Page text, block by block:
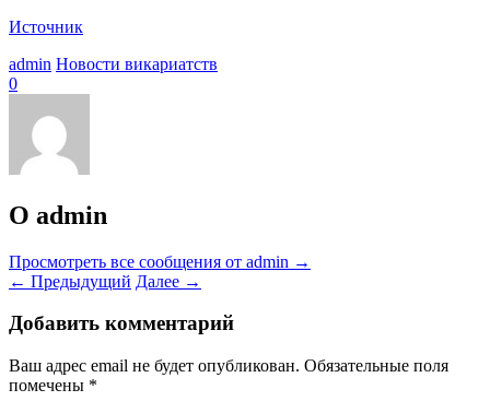
Источник
admin Новости викариатств
0
О admin
Просмотреть все сообщения от admin →
← Предыдущий Далее →
Добавить комментарий
Ваш адрес email не будет опубликован. Обязательные поля
помечены *